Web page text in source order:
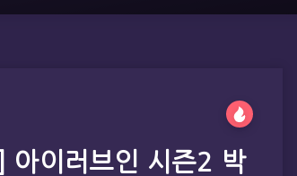
아이러브인 시즌2 박